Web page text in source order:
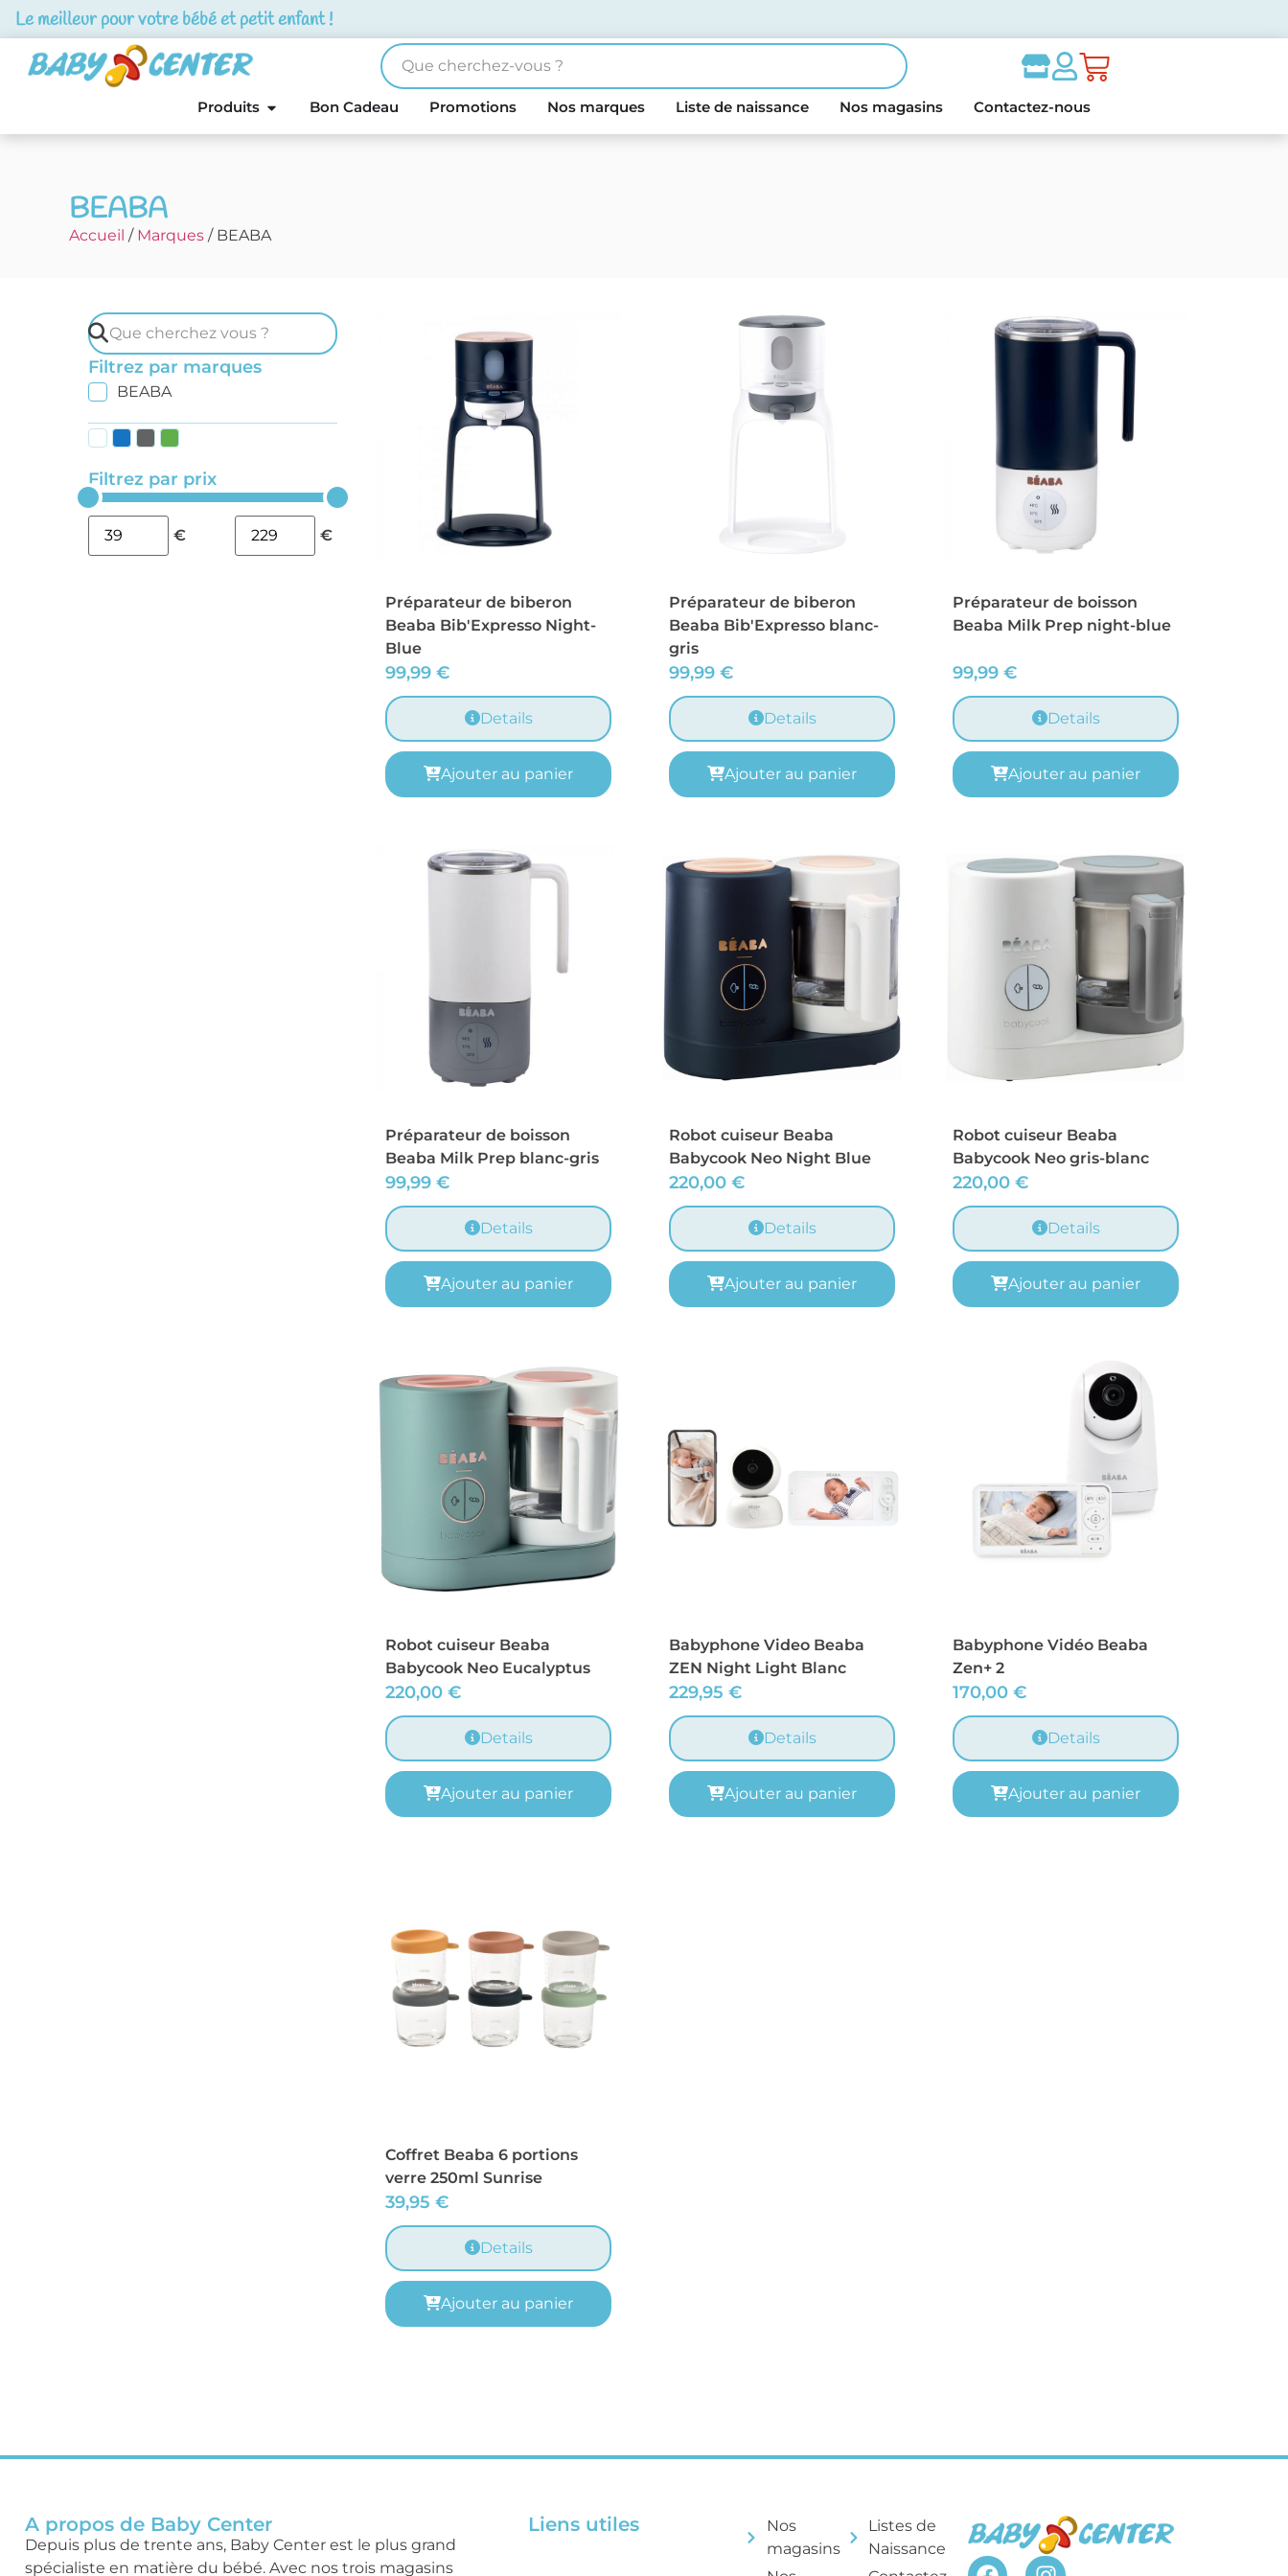
Le meilleur pour votre bébé et petit enfant !
Produits Bon Cadeau Promotions Nos marques Liste de naissance Nos magasins Contactez-nous
BEABA
Accueil / Marques / BEABA
Filtrez par marques
BEABA
Filtrez par prix
€ €
Préparateur de biberon
Beaba Bib'Expresso Night-
Blue
99,99 €
Details
Ajouter au panier
Préparateur de biberon
Beaba Bib'Expresso blanc-
gris
99,99 €
Details
Ajouter au panier
Préparateur de boisson
Beaba Milk Prep night-blue
99,99 €
Details
Ajouter au panier
Préparateur de boisson
Beaba Milk Prep blanc-gris
99,99 €
Details
Ajouter au panier
Robot cuiseur Beaba
Babycook Neo Night Blue
220,00 €
Details
Ajouter au panier
Robot cuiseur Beaba
Babycook Neo gris-blanc
220,00 €
Details
Ajouter au panier
Robot cuiseur Beaba
Babycook Neo Eucalyptus
220,00 €
Details
Ajouter au panier
Babyphone Video Beaba
ZEN Night Light Blanc
229,95 €
Details
Ajouter au panier
Babyphone Vidéo Beaba
Zen+ 2
170,00 €
Details
Ajouter au panier
Coffret Beaba 6 portions
verre 250ml Sunrise
39,95 €
Details
Ajouter au panier
A propos de Baby Center
Depuis plus de trente ans, Baby Center est le plus grand
spécialiste en matière du bébé. Avec nos trois magasins
Liens utiles
Nos
magasins
Listes de
Naissance